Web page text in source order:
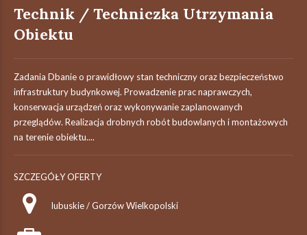
Technik / Techniczka Utrzymania
Obiektu
Zadania Dbanie o prawidłowy stan techniczny oraz bezpieczeństwo
infrastruktury budynkowej. Prowadzenie prac naprawczych,
konserwacja urządzeń oraz wykonywanie zaplanowanych
przeglądów. Realizacja drobnych robót budowlanych i montażowych
na terenie obiektu....
SZCZEGÓŁY OFERTY
lubuskie / Gorzów Wielkopolski